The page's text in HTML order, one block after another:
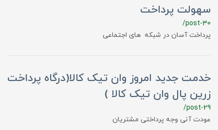
سهولت پرداخت
/post-30
پرداخت آسان در شبکه های اجتماعی
خدمت جدید امروز وان تیک کالا(درگاه پرداخت
زرین پال وان تیک کالا )
/post-29
عودت آنی وجه پرداختی مشتریان